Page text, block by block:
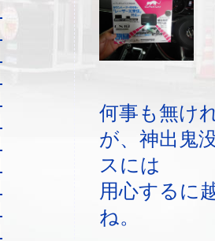
何事も無け
が、神出鬼
スには
用心するに
ね。